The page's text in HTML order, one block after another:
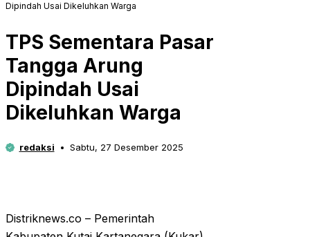
Dipindah Usai Dikeluhkan Warga
TPS Sementara Pasar
Tangga Arung
Dipindah Usai
Dikeluhkan Warga
redaksi Sabtu, 27 Desember 2025
Distriknews.co – Pemerintah